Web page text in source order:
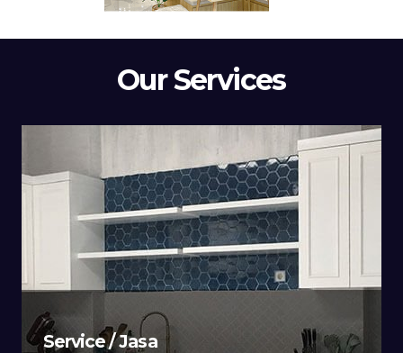
Our Services
Service / Jasa